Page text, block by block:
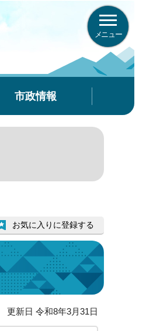
メニュー
市政情報
お気に入りに登録する
更新日 令和8年3月31日